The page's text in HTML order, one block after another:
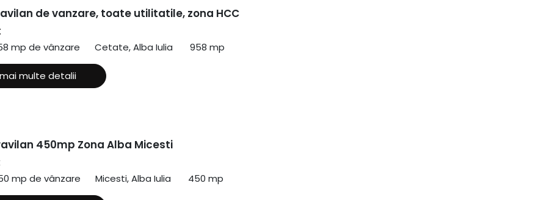
de vanzare, toate utilitatile, zona HCC
mp de vânzare Cetate, Alba Iulia 958 mp
multe detalii
450mp Zona Alba Micesti
mp de vânzare Micesti, Alba Iulia 450 mp